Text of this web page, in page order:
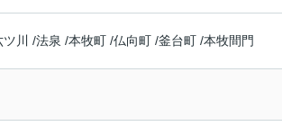
川 /法泉 /本牧町 /仏向町 /釜台町 /本牧間門